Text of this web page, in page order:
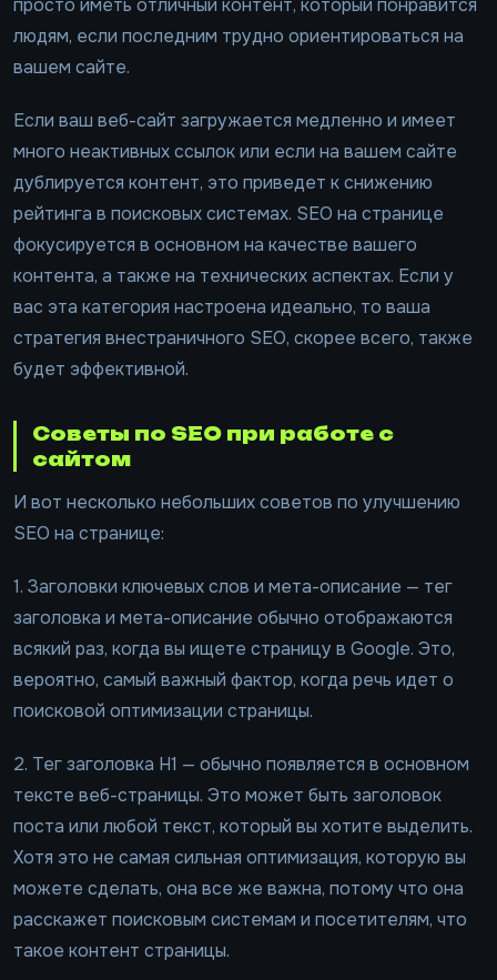
просто иметь отличный контент, который понравится
людям, если последним трудно ориентироваться на
вашем сайте.
Если ваш веб-сайт загружается медленно и имеет
много неактивных ссылок или если на вашем сайте
дублируется контент, это приведет к снижению
рейтинга в поисковых системах. SEO на странице
фокусируется в основном на качестве вашего
контента, а также на технических аспектах. Если у
вас эта категория настроена идеально, то ваша
стратегия внестраничного SEO, скорее всего, также
будет эффективной.
Советы по SEO при работе с
сайтом
И вот несколько небольших советов по улучшению
SEO на странице:
1. Заголовки ключевых слов и мета-описание — тег
заголовка и мета-описание обычно отображаются
всякий раз, когда вы ищете страницу в Google. Это,
вероятно, самый важный фактор, когда речь идет о
поисковой оптимизации страницы.
2. Тег заголовка H1 — обычно появляется в основном
тексте веб-страницы. Это может быть заголовок
поста или любой текст, который вы хотите выделить.
Хотя это не самая сильная оптимизация, которую вы
можете сделать, она все же важна, потому что она
расскажет поисковым системам и посетителям, что
такое контент страницы.